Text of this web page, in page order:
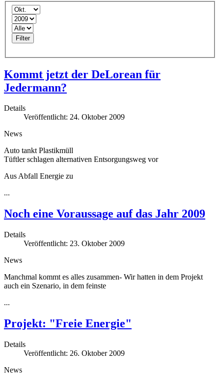
Filter
Kommt jetzt der DeLorean für
Jedermann?
Details
Veröffentlicht: 24. Oktober 2009
News
Auto tankt Plastikmüll
Tüftler schlagen alternativen Entsorgungsweg vor
Aus Abfall Energie zu
...
Noch eine Voraussage auf das Jahr 2009
Details
Veröffentlicht: 23. Oktober 2009
News
Manchmal kommt es alles zusammen- Wir hatten in dem Projekt
auch ein Szenario, in dem feinste
...
Projekt: "Freie Energie"
Details
Veröffentlicht: 26. Oktober 2009
News